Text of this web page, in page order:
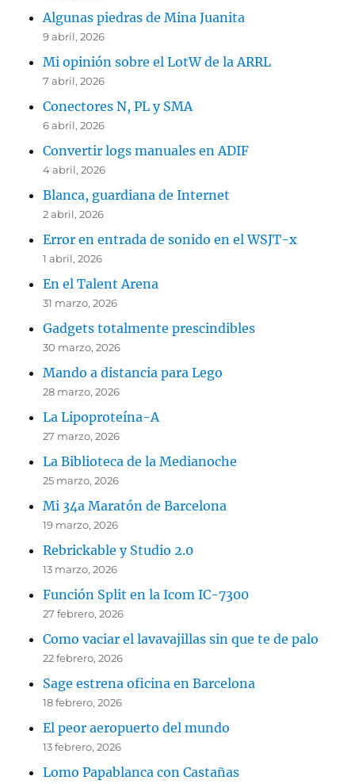
Algunas piedras de Mina Juanita
9 abril, 2026
Mi opinión sobre el LotW de la ARRL
7 abril, 2026
Conectores N, PL y SMA
6 abril, 2026
Convertir logs manuales en ADIF
4 abril, 2026
Blanca, guardiana de Internet
2 abril, 2026
Error en entrada de sonido en el WSJT-x
1 abril, 2026
En el Talent Arena
31 marzo, 2026
Gadgets totalmente prescindibles
30 marzo, 2026
Mando a distancia para Lego
28 marzo, 2026
La Lipoproteína-A
27 marzo, 2026
La Biblioteca de la Medianoche
25 marzo, 2026
Mi 34a Maratón de Barcelona
19 marzo, 2026
Rebrickable y Studio 2.0
13 marzo, 2026
Función Split en la Icom IC-7300
27 febrero, 2026
Como vaciar el lavavajillas sin que te de palo
22 febrero, 2026
Sage estrena oficina en Barcelona
18 febrero, 2026
El peor aeropuerto del mundo
13 febrero, 2026
Lomo Papablanca con Castañas